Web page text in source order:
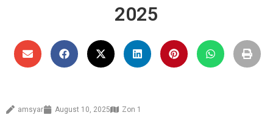
2025
amsyar August 10, 2025 Zon 1